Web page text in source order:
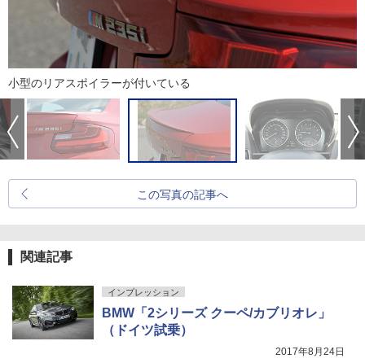
小型のリアスポイラーが付いている
この写真の記事へ
関連記事
インプレッション
BMW「2シリーズ クーペ/カブリオレ」
（ドイツ試乗）
2017年8月24日